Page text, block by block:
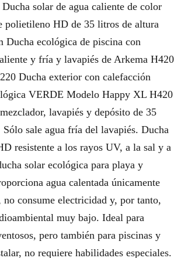
solar de agua caliente de color
polietileno HD de 35 litros de altura
Ducha ecológica de piscina con
y fría y lavapiés de Arkema H420
Ducha exterior con calefacción
VERDE Modelo Happy XL H420
lavapiés y depósito de 35
sale agua fría del lavapiés. Ducha
resistente a los rayos UV, a la sal y a
solar ecológica para playa y
agua calentada únicamente
consume electricidad y, por tanto,
muy bajo. Ideal para
pero también para piscinas y
no requiere habilidades especiales.